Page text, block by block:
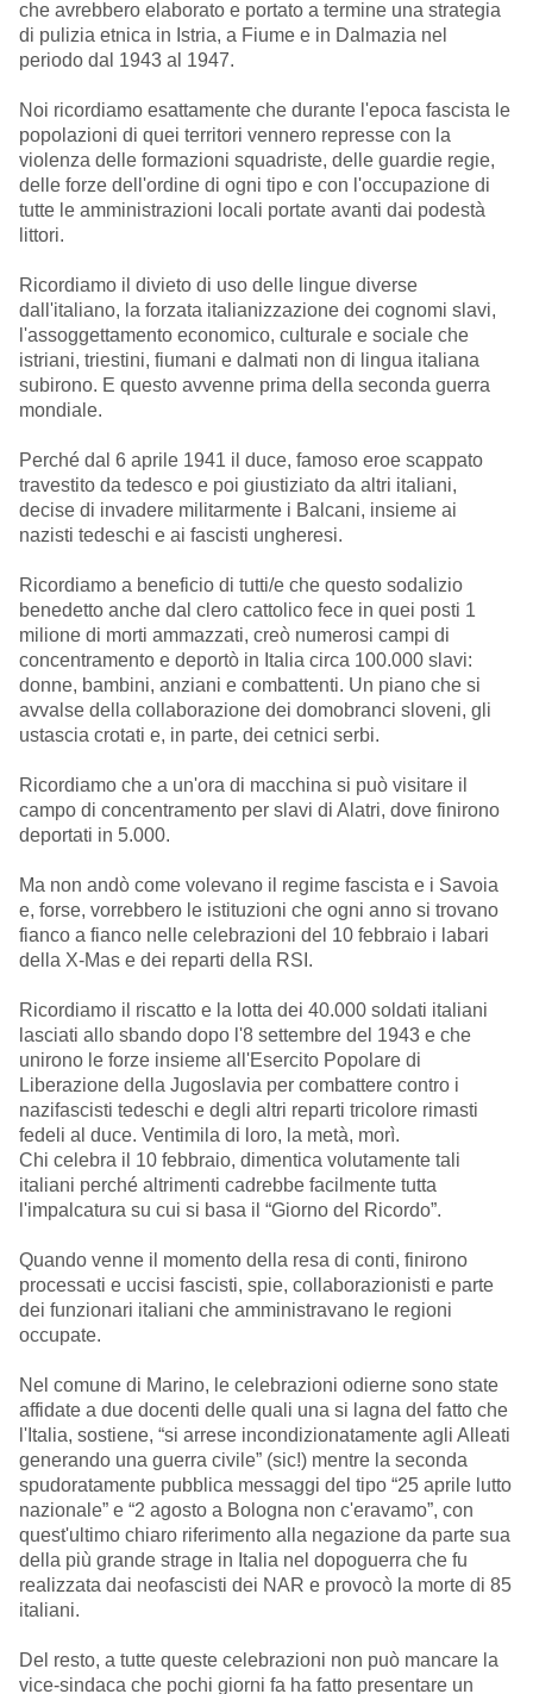
che avrebbero elaborato e portato a termine una strategia
di pulizia etnica in Istria, a Fiume e in Dalmazia nel
periodo dal 1943 al 1947.
Noi ricordiamo esattamente che durante l'epoca fascista le
popolazioni di quei territori vennero represse con la
violenza delle formazioni squadriste, delle guardie regie,
delle forze dell'ordine di ogni tipo e con l'occupazione di
tutte le amministrazioni locali portate avanti dai podestà
littori.
Ricordiamo il divieto di uso delle lingue diverse
dall'italiano, la forzata italianizzazione dei cognomi slavi,
l'assoggettamento economico, culturale e sociale che
istriani, triestini, fiumani e dalmati non di lingua italiana
subirono. E questo avvenne prima della seconda guerra
mondiale.
Perché dal 6 aprile 1941 il duce, famoso eroe scappato
travestito da tedesco e poi giustiziato da altri italiani,
decise di invadere militarmente i Balcani, insieme ai
nazisti tedeschi e ai fascisti ungheresi.
Ricordiamo a beneficio di tutti/e che questo sodalizio
benedetto anche dal clero cattolico fece in quei posti 1
milione di morti ammazzati, creò numerosi campi di
concentramento e deportò in Italia circa 100.000 slavi:
donne, bambini, anziani e combattenti. Un piano che si
avvalse della collaborazione dei domobranci sloveni, gli
ustascia crotati e, in parte, dei cetnici serbi.
Ricordiamo che a un'ora di macchina si può visitare il
campo di concentramento per slavi di Alatri, dove finirono
deportati in 5.000.
Ma non andò come volevano il regime fascista e i Savoia
e, forse, vorrebbero le istituzioni che ogni anno si trovano
fianco a fianco nelle celebrazioni del 10 febbraio i labari
della X-Mas e dei reparti della RSI.
Ricordiamo il riscatto e la lotta dei 40.000 soldati italiani
lasciati allo sbando dopo l'8 settembre del 1943 e che
unirono le forze insieme all'Esercito Popolare di
Liberazione della Jugoslavia per combattere contro i
nazifascisti tedeschi e degli altri reparti tricolore rimasti
fedeli al duce. Ventimila di loro, la metà, morì.
Chi celebra il 10 febbraio, dimentica volutamente tali
italiani perché altrimenti cadrebbe facilmente tutta
l'impalcatura su cui si basa il “Giorno del Ricordo”.
Quando venne il momento della resa di conti, finirono
processati e uccisi fascisti, spie, collaborazionisti e parte
dei funzionari italiani che amministravano le regioni
occupate.
Nel comune di Marino, le celebrazioni odierne sono state
affidate a due docenti delle quali una si lagna del fatto che
l'Italia, sostiene, “si arrese incondizionatamente agli Alleati
generando una guerra civile” (sic!) mentre la seconda
spudoratamente pubblica messaggi del tipo “25 aprile lutto
nazionale” e “2 agosto a Bologna non c'eravamo”, con
quest'ultimo chiaro riferimento alla negazione da parte sua
della più grande strage in Italia nel dopoguerra che fu
realizzata dai neofascisti dei NAR e provocò la morte di 85
italiani.
Del resto, a tutte queste celebrazioni non può mancare la
vice-sindaca che pochi giorni fa ha fatto presentare un